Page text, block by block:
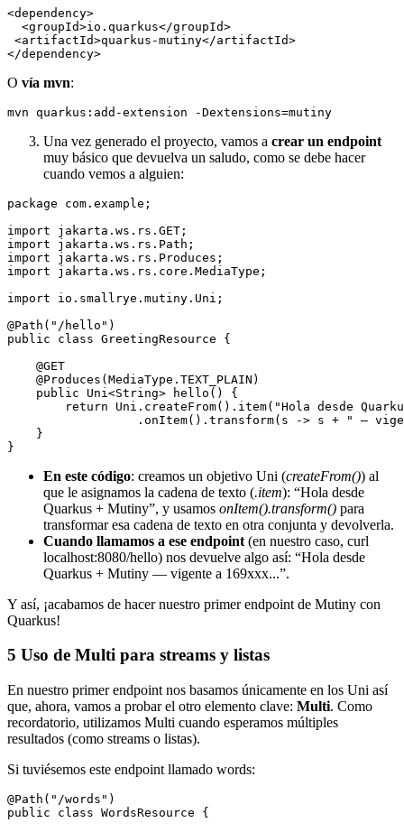
<dependency>
  <groupId>io.quarkus</groupId>
<artifactId>quarkus-mutiny</artifactId>
O vía mvn:
Una vez generado el proyecto, vamos a crear un endpoint
muy básico que devuelva un saludo, como se debe hacer
cuando vemos a alguien:
package com.example;
import jakarta.ws.rs.GET;
import jakarta.ws.rs.Path;
import jakarta.ws.rs.Produces;
import jakarta.ws.rs.core.MediaType;
import io.smallrye.mutiny.Uni;
@Path("/hello")
public class GreetingResource {
    @GET
    @Produces(MediaType.TEXT_PLAIN)
    public Uni<String> hello() {
return Uni.createFrom().item("Hola desde
.onItem().transform(s -> s + " —
    }
En este código: creamos un objetivo Uni (createFrom()) al
que le asignamos la cadena de texto (.item): “Hola desde
Quarkus + Mutiny”, y usamos onItem().transform() para
transformar esa cadena de texto en otra conjunta y devolverla.
Cuando llamamos a ese endpoint (en nuestro caso, curl
localhost:8080/hello) nos devuelve algo así: “Hola desde
Quarkus + Mutiny — vigente a 169xxx...”.
Y así, ¡acabamos de hacer nuestro primer endpoint de Mutiny con
Quarkus!
5 Uso de Multi para streams y listas
En nuestro primer endpoint nos basamos únicamente en los Uni así
que, ahora, vamos a probar el otro elemento clave: Multi. Como
recordatorio, utilizamos Multi cuando esperamos múltiples
resultados (como streams o listas).
Si tuviésemos este endpoint llamado words:
@Path("/words")
public class WordsResource {